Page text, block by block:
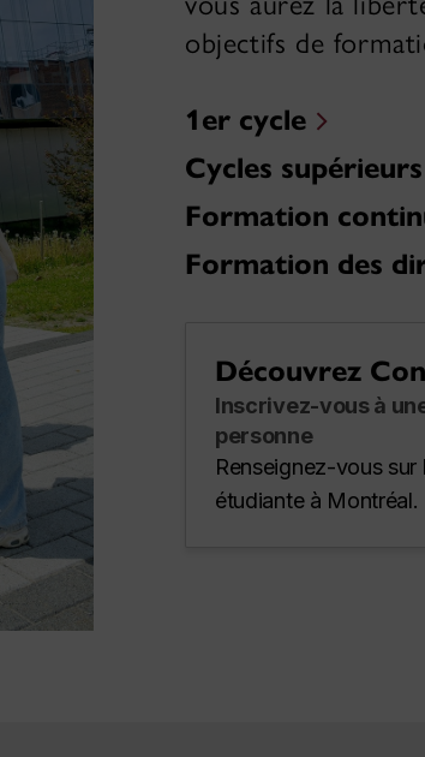
objectifs de
1er cycle
Cycles supérieurs
Formation
Formation des
Découvrez
Inscrivez-vous à
personne
Renseignez-vous sur
étudiante à Montréal.